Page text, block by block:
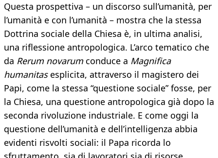
Questa prospettiva – un discorso sull’umanità, per
l’umanità e con l’umanità – mostra che la stessa
Dottrina sociale della Chiesa è, in ultima analisi,
una riflessione antropologica. L’arco tematico che
da Rerum novarum conduce a Magnifica
humanitasesplicita, attraverso il magistero dei
Papi, come la stessa “questione sociale” fosse, per
la Chiesa, una questione antropologica già dopo la
seconda rivoluzione industriale. E come oggi la
questione dell’umanità e dell’intelligenza abbia
evidenti risvolti sociali: il Papa ricorda lo